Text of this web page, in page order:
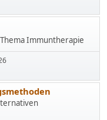
Immuntherapie